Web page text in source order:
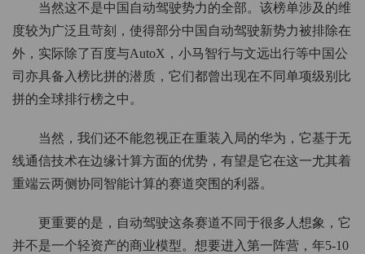
当然这不是中国自动驾驶势力的全部。该榜单涉及的维
度较为广泛且苛刻，使得部分中国自动驾驶新势力被排除在
外，实际除了百度与AutoX，小马智行与文远出行等中国公
司亦具备入榜比拼的潜质，它们都曾出现在不同单项级别比
拼的全球排行榜之中。
当然，我们还不能忽视正在重装入局的华为，它基于无
线通信技术在边缘计算方面的优势，有望是它在这一尤其着
重端云两侧协同智能计算的赛道突围的利器。
更重要的是，自动驾驶这条赛道不同于很多人想象，它
并不是一个轻资产的商业模型。想要进入第一阵营，年5-10